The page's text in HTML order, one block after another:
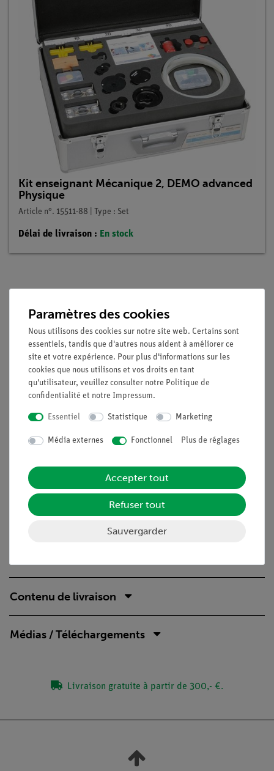
Kit enseignant Mécanique 2, DEMO advanced
Physique
Article n°. 15511-88 | Type : Set
Délai de livraison : En stock
Principe
Il s'agit de démontrer l'adéquation d'un tube en U
partiellement rempli de liquide comme instrument de mesure
de la pression (manomètre).
Transformation de la direction horizontale en direction
Très bonne visibilité : Grands appareils sur fond
uniforme
Des aimants puissants (au moins 10 N) permettent un
Une échelle de mesure magnéto-adhésive facilite les
Contenu de livraison
Médias / Téléchargements
Livraison gratuite à partir de 300,- €.
Paramètres des cookies
Nous utilisons des cookies sur notre site web. Certains sont
essentiels, tandis que d'autres nous aident à améliorer ce
site et votre expérience. Pour plus d'informations sur les
cookies que nous utilisons et vos droits en tant
qu'utilisateur, veuillez consulter notre Politique de
confidentialité et notre Impressum.
Essentiel Statistique Marketing
Média externes Fonctionnel Plus de réglages
Accepter tout
Refuser tout
Sauvergarder